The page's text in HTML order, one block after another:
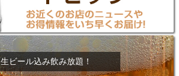
生ビール込み飲み放題！